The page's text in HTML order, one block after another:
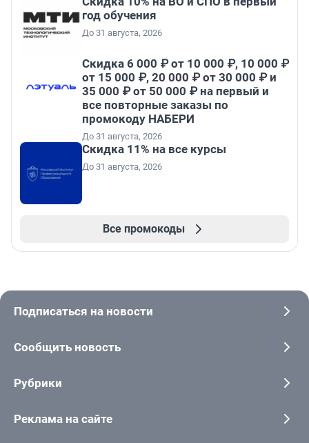
год обучения
До 31 августа, 2026
Скидка 6 000 ₽ от 10 000 ₽, 10 000 ₽
от 15 000 ₽, 20 000 ₽ от 30 000 ₽ и
35 000 ₽ от 50 000 ₽ на первый и
все повторные заказы по
промокоду НАБЕРИ
До 31 августа, 2026
Скидка 11% на все курсы
До 31 августа, 2026
Все промокоды
Подписаться на новости
Сообщить новость
Рубрики
Реклама на сайте